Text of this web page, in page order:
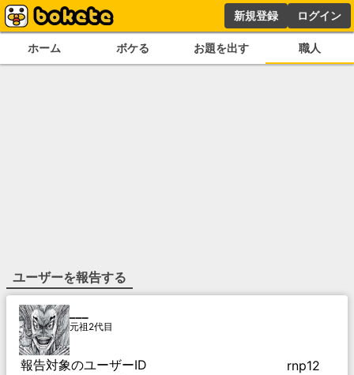
新規登録 ログイン
ホーム ボケる お題を出す 職人
ユーザーを報告する
元祖2代目
報告対象のユーザーID
rnp12